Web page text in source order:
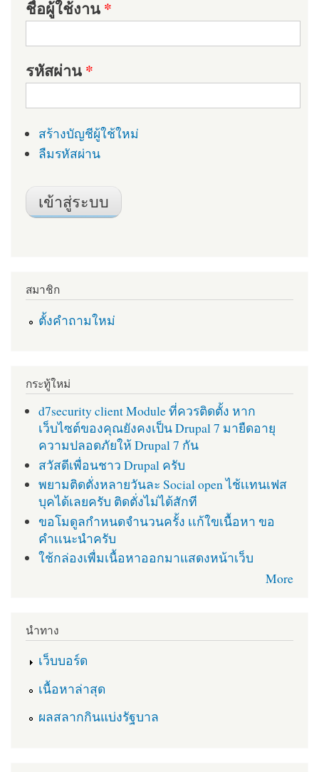
ชื่อผู้ใช้งาน*
รหัสผ่าน*
สร้างบัญชีผู้ใช้ใหม่
ลืมรหัสผ่าน
สมาชิก
ตั้งคำถามใหม่
กระทู้ใหม่
d7security client Module ที่ควรติดตั้ง หาก
เว็บไซต์ของคุณยังคงเป็น Drupal 7 มายืดอายุ
ความปลอดภัยให้ Drupal 7 กัน
สวัสดีเพื่อนชาว Drupal ครับ
พยามติดตั่งหลายวันละ Social open ไช้เเทนเฟส
บุคได้เลยครับ ติดตั่งไม่ได้สักที
ขอโมดูลกำหนดจำนวนครั้ง เเก้ใขเนื้อหา ขอ
คำเเนะนำครับ
ใช้กล่องเพื่มเนื้อหาออกมาแสดงหน้าเว็บ
More
นำทาง
เว็บบอร์ด
เนื้อหาล่าสุด
ผลสลากกินแบ่งรัฐบาล